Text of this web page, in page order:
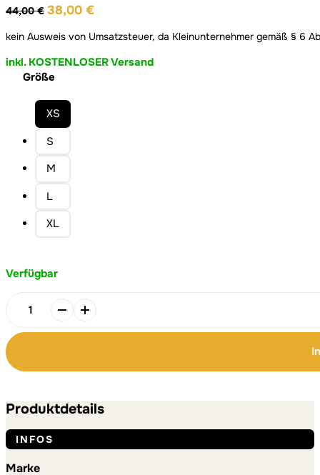
44,00€ Ursprünglicher
war:
44,00 €
38,00 €Aktueller
ist:
38,00 €.
kein Ausweis von Umsatzsteuer, da Kleinunternehmer gemäß § 6
inkl. KOSTENLOSER Versand
Größe
XS
S
M
L
XL
Verfügbar
amore
/
korintherbrief
Produktdetails
INFOS
Marke